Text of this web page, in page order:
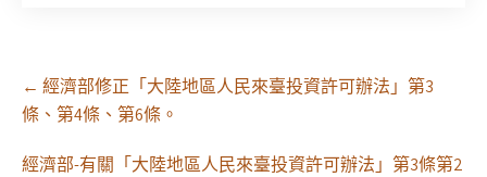
Post
navigation
← 經濟部修正「大陸地區人民來臺投資許可辦法」第3
條、第4條、第6條。
經濟部-有關「大陸地區人民來臺投資許可辦法」第3條第2